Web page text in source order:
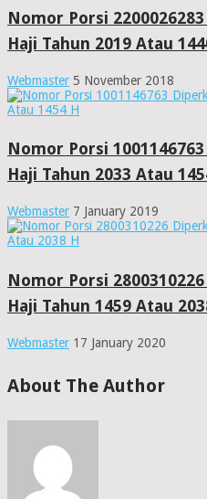
Nomor Porsi
Haji Tahun 2019 Atau
Webmaster 5 November 2018
Nomor Porsi
Haji Tahun 2033 Atau
Webmaster 7 January 2019
Nomor Porsi
Haji Tahun 1459 Atau
Webmaster 17 January 2020
About The Author